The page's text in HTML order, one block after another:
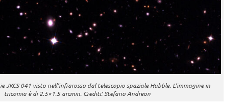
JKCS 041 visto nell’infrarosso dal telescopio spaziale Hubble. L’immagine in
tricomia è di 2.5×1.5 arcmin. Crediti: Stefano Andreon